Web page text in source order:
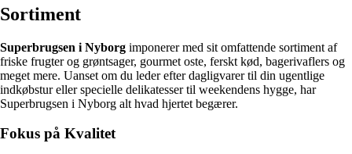
Sortiment
Superbrugsen i Nyborg imponerer med sit omfattende sortiment af
friske frugter og grøntsager, gourmet oste, ferskt kød, bagerivaflers og
meget mere. Uanset om du leder efter dagligvarer til din ugentlige
indkøbstur eller specielle delikatesser til weekendens hygge, har
Superbrugsen i Nyborg alt hvad hjertet begærer.
Fokus på Kvalitet